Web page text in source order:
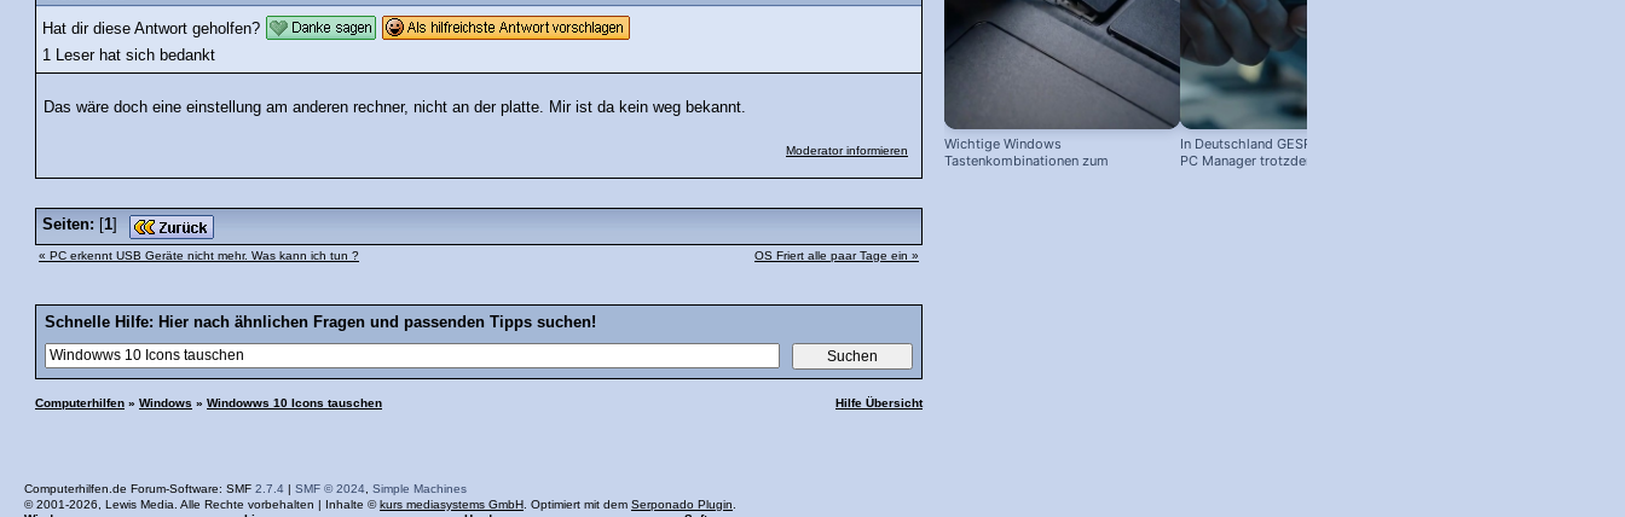
Hat dir diese Antwort geholfen?
1 Leser hat sich bedankt
Das wäre doch eine einstellung am anderen rechner, nicht an der platte. Mir ist da kein weg bekannt.
Moderator informieren
Seiten: [1]
« PC erkennt USB Geräte nicht mehr. Was kann ich tun ? OS Friert alle paar Tage ein »
Schnelle Hilfe: Hier nach ähnlichen Fragen und passenden Tipps suchen!
Computerhilfen » Windows » Windowws 10 Icons tauschen Hilfe Übersicht
Wichtige Windows
Tastenkombinationen zum
In Deutschland GESPERRT: Microsoft
PC Manager trotzdem installieren
Computerhilfen.de Forum-Software: SMF 2.7.4 | SMF © 2024 Simple Machines
© 2001-2026, Lewis Media. Alle Rechte vorbehalten | Inhalte ©kurs mediasystems GmbH . Optimiert mit dem Serponado Plugin